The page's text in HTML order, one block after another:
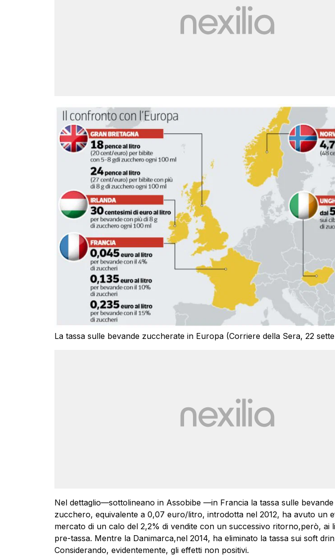
La tassa sulle bevande zuccherate in Europa (Corriere della Sera, 22
Nel dettaglio—sottolineano in Assobibe —in Francia la tassa sulle
zucchero, equivalente a 0,07 euro/litro, introdotta nel 2012, ha avuto un
mercato di un calo del 2,2% di vendite con un successivo ritorno,però, ai
pre-tassa. Mentre la Danimarca,nel 2014, ha eliminato la tassa sui soft
Considerando, evidentemente, gli effetti non positivi.